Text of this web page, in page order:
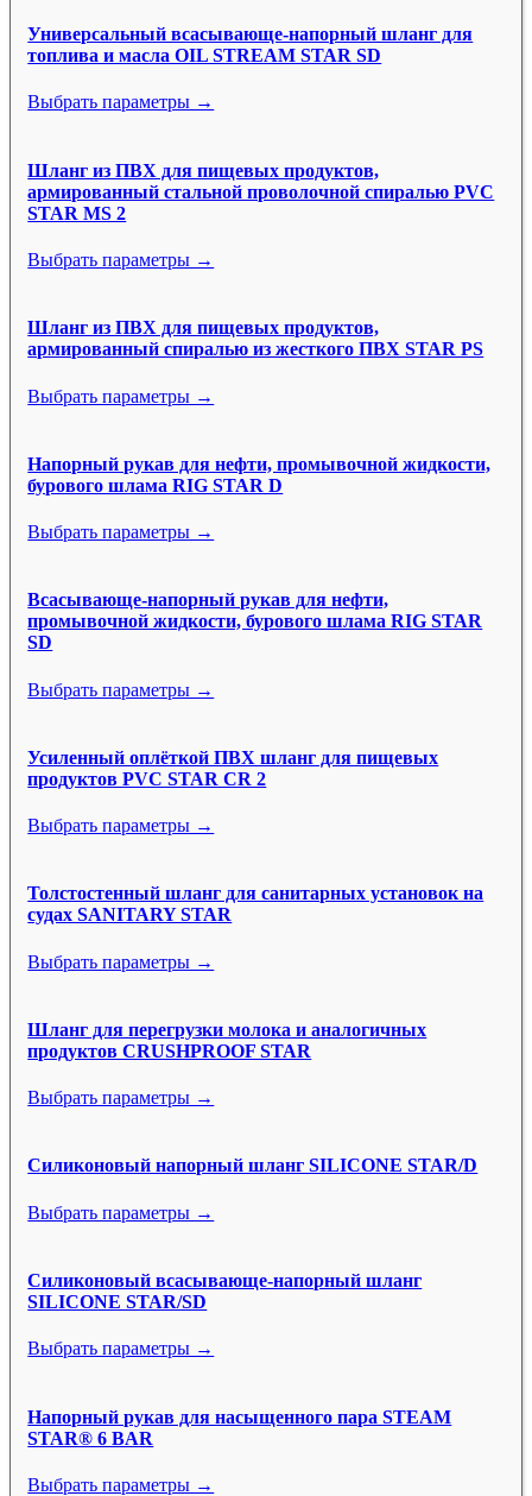
Универсальный всасывающе-напорный шланг для
топлива и масла OIL STREAM STAR SD
Выбрать параметры →
Шланг из ПВХ для пищевых продуктов,
армированный стальной проволочной спиралью PVC
STAR MS 2
Выбрать параметры →
Шланг из ПВХ для пищевых продуктов,
армированный спиралью из жесткого ПВХ STAR PS
Выбрать параметры →
Напорный рукав для нефти, промывочной жидкости,
бурового шлама RIG STAR D
Выбрать параметры →
Всасывающе-напорный рукав для нефти,
промывочной жидкости, бурового шлама RIG STAR
SD
Выбрать параметры →
Усиленный оплёткой ПВХ шланг для пищевых
продуктов PVC STAR CR 2
Выбрать параметры →
Толстостенный шланг для санитарных установок на
судах SANITARY STAR
Выбрать параметры →
Шланг для перегрузки молока и аналогичных
продуктов CRUSHPROOF STAR
Выбрать параметры →
Силиконовый напорный шланг SILICONE STAR/D
Выбрать параметры →
Силиконовый всасывающе-напорный шланг
SILICONE STAR/SD
Выбрать параметры →
Напорный рукав для насыщенного пара STEAM
STAR® 6 BAR
Выбрать параметры →